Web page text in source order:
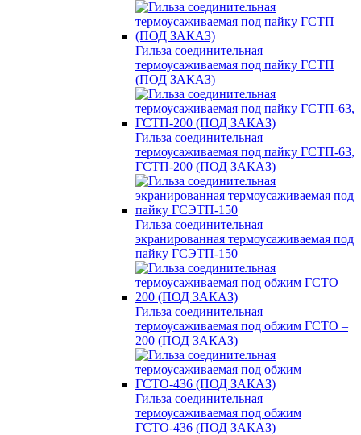
Гильза соединительная
термоусаживаемая под пайку ГСТП
(ПОД ЗАКАЗ)
Гильза соединительная
термоусаживаемая под пайку ГСТП-63,
ГСТП-200 (ПОД ЗАКАЗ)
Гильза соединительная
экранированная термоусаживаемая под
пайку ГСЭТП-150
Гильза соединительная
термоусаживаемая под обжим ГСТО –
200 (ПОД ЗАКАЗ)
Гильза соединительная
термоусаживаемая под обжим
ГСТО-436 (ПОД ЗАКАЗ)